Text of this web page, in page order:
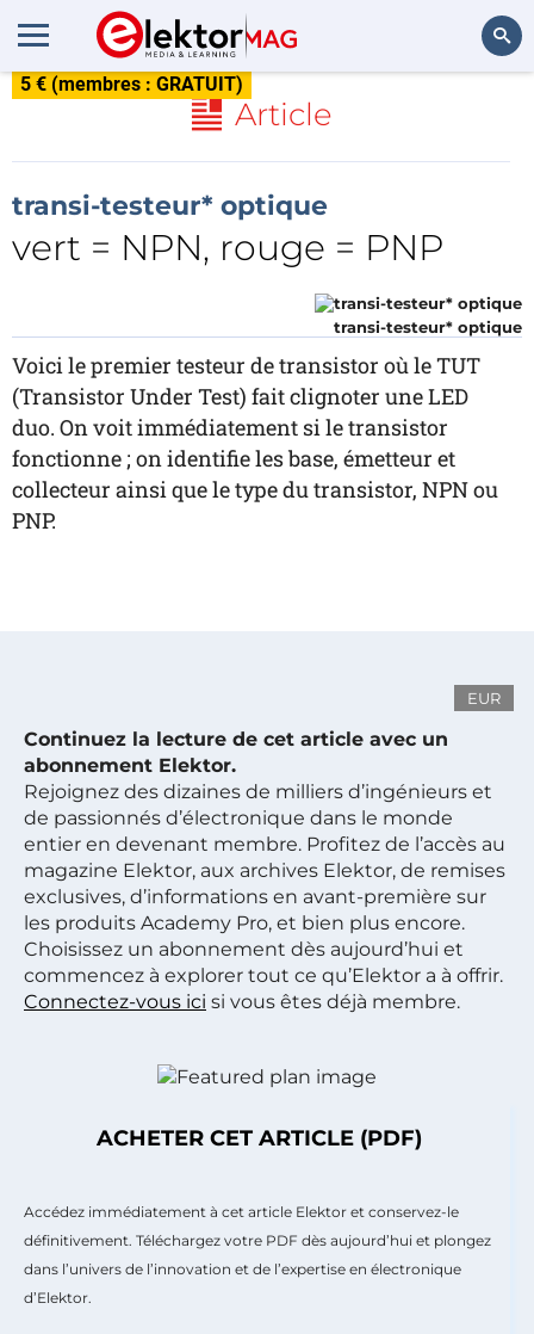
5 € (membres : GRATUIT)
Article
transi-testeur* optique
vert = NPN, rouge = PNP
transi-testeur* optique
Voici le premier testeur de transistor où le TUT
(Transistor Under Test) fait clignoter une LED
duo. On voit immédiatement si le transistor
fonctionne ; on identifie les base, émetteur et
collecteur ainsi que le type du transistor, NPN ou
PNP.
EUR
Continuez la lecture de cet article avec un
abonnement Elektor.
Rejoignez des dizaines de milliers d’ingénieurs et
de passionnés d’électronique dans le monde
entier en devenant membre. Profitez de l’accès au
magazine Elektor, aux archives Elektor, de remises
exclusives, d’informations en avant-première sur
les produits Academy Pro, et bien plus encore.
Choisissez un abonnement dès aujourd’hui et
commencez à explorer tout ce qu’Elektor a à offrir.
Connectez-vous ici si vous êtes déjà membre.
ACHETER CET ARTICLE (PDF)
Accédez immédiatement à cet article Elektor et conservez-le
définitivement. Téléchargez votre PDF dès aujourd’hui et plongez
dans l’univers de l’innovation et de l’expertise en électronique
d’Elektor.